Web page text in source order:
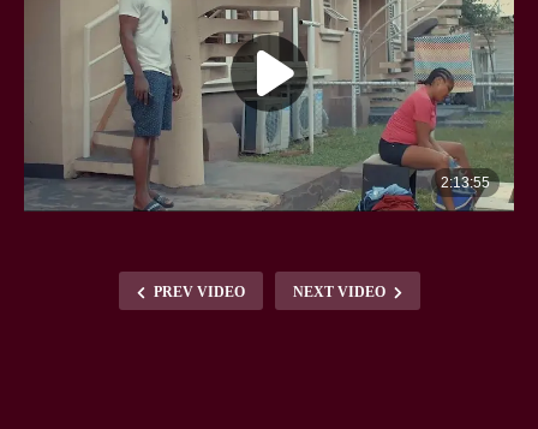
PREV VIDEO NEXT VIDEO